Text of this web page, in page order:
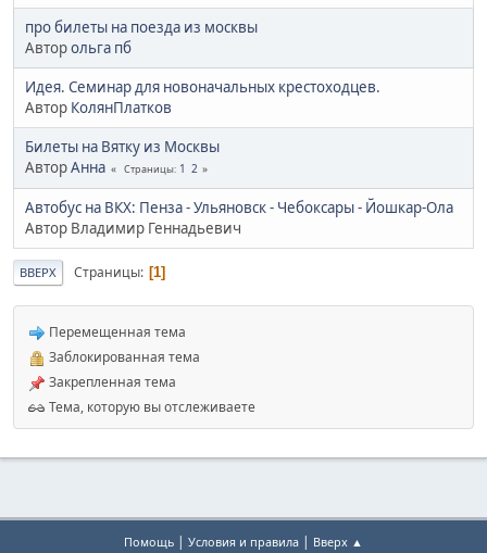
про билеты на поезда из москвы
Авторольга пб
Идея. Семинар для новоначальных крестоходцев.
Автор КолянПлатков
Билеты на Вятку из Москвы
АвторАнна Страницы 1 2
Автобус на ВКХ: Пенза - Ульяновск - Чебоксары - Йошкар-Ола
Автор Владимир Геннадьевич
ВВЕРХ Страницы 1
Перемещенная тема
Заблокированная тема
Закрепленная тема
Тема, которую вы отслеживаете
Помощь | Условия и правила | Вверх ▲